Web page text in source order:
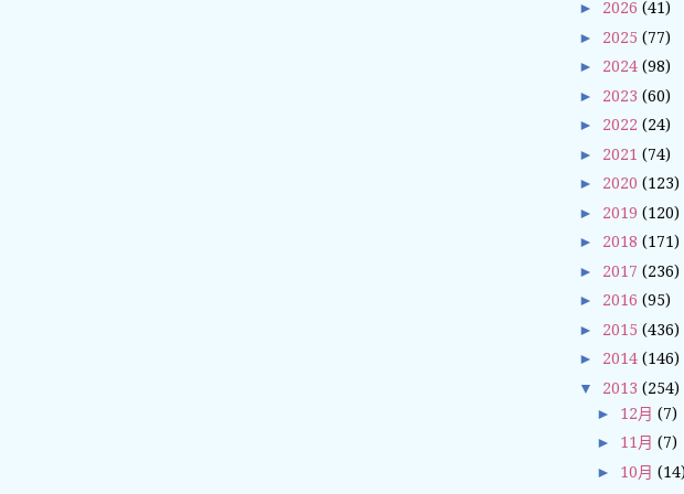
► 2026 (41)
► 2025 (77)
► 2024 (98)
► 2023 (60)
► 2022 (24)
► 2021 (74)
► 2020 (123)
► 2019 (120)
► 2018 (171)
► 2017 (236)
► 2016 (95)
► 2015 (436)
► 2014 (146)
▼ 2013 (254)
► 12月(7)
► 11月(7)
► 10月